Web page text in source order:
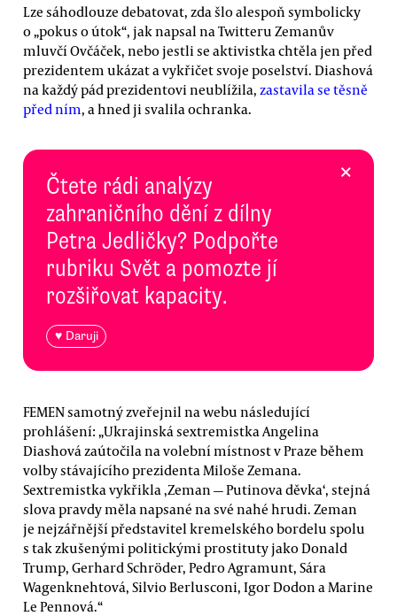
Lze sáhodlouze debatovat, zda šlo alespoň symbolicky
o „pokus o útok“, jak napsal na Twitteru Zemanův
mluvčí Ovčáček, nebo jestli se aktivistka chtěla jen před
prezidentem ukázat a vykřičet svoje poselství. Diashová
na každý pád prezidentovi neublížila, zastavila se těsně
před ním, a hned ji svalila ochranka.
Čtete rádi analýzy
zahraničního dění z dílny
Petra Jedličky? Podpořte
rubriku Svět a pomozte jí
rozšiřovat kapacity.
♥ Daruji
×
FEMEN samotný zveřejnil na webu následující
prohlášení: „Ukrajinská sextremistka Angelina
Diashová zaútočila na volební místnost v Praze během
volby stávajícího prezidenta Miloše Zemana.
Sextremistka vykřikla ‚Zeman — Putinova děvka‘, stejná
slova pravdy měla napsané na své nahé hrudi. Zeman
je nejzářnější představitel kremelského bordelu spolu
s tak zkušenými politickými prostituty jako Donald
Trump, Gerhard Schröder, Pedro Agramunt, Sára
Wagenknehtová, Silvio Berlusconi, Igor Dodon a Marine
Le Pennová.“